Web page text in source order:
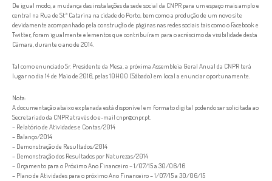
De igual modo, a mudança das instalações da sede social da CNPR para um espaço mais amplo e
central na Rua de Stª Catarina na cidade do Porto, bem como a produção de um novo site
devidamente acompanhado pela construção de páginas nas redes sociais tais como o Facebook e
Twitter, foram igualmente elementos que contribuíram para o acréscimo da visibilidade desta
Câmara, durante o ano de 2014.
Tal como enunciado Sr. Presidente da Mesa, a próxima Assembleia Geral Anual da CNPR terá
lugar no dia 14 de Maio de 2016, pelas 10H00 (Sábado) em local a enunciar oportunamente.
Nota:
A documentação abaixo explanada está disponível em formato digital podendo ser solicitada ao
Secretariado da CNPR através do e-mail cnpr@cnpr.pt.
– Relatório de Atividades e Contas/2014
– Balanço/2014
– Demonstração de Resultados/2014
– Demonstração dos Resultados por Naturezas/2014
– Orçamento para o Próximo Ano Financeiro – 1/07/15 a 30/06/16
– Plano de Atividades para o próximo Ano Financeiro – 1/07/15 a 30/06/15